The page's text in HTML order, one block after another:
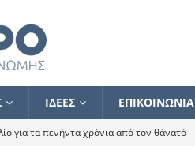
ΙΔΕΕΣ ΕΠΙΚΟΙΝΩΝΙΑ
για τα πενήντα χρόνια από τον θάνατό